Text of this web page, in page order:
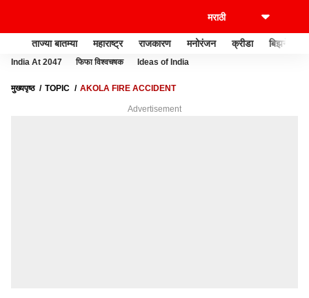
ताज्या बातम्या महाराष्ट्र राजकारण मनोरंजन क्रीडा बिझनेस
India At 2047 फिफा विश्वचषक Ideas of India
मुख्यपृष्ठ TOPIC AKOLA FIRE ACCIDENT
Advertisement